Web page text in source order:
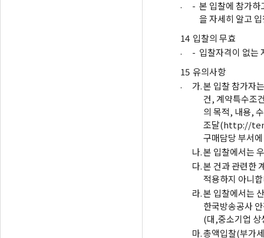
.
- 본 입찰에 참가하
을 자세히 알고
14
.
입찰의 무효
- 입찰자격이 없는
15
.
유의사항
가.본 입찰 참가자
건, 계약특수조
의 목적, 내용,
조달(http://
구매담당 부서
나.본 입찰에서는
다.본 건과 관련한
적용하지 아니
라.본 입찰에서는
한국방송공사
(대,중소기업 상
마.총액입찰(부가